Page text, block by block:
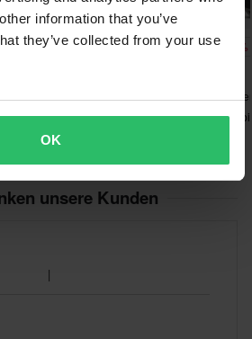
information that you’ve
they’ve collected from your use
OK
79,99 € -27%
Brustschutz O'Neal SPLIT
LITE V.22
95,99 € -20%
86
Brustschutz
unsere Kunden